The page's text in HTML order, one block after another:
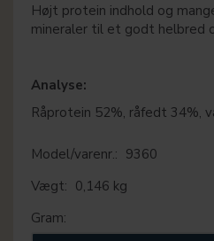
Højt protein indhold og
mineraler til et godt helbred
Analyse:
Råprotein 52%, råfedt 34%,
Model/varenr.: 9360
Vægt: 0,146 kg
Gram: